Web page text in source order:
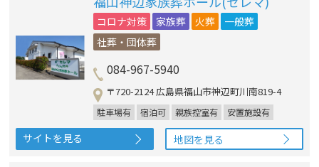
コロナ対策 家族葬 火葬
一般葬
社葬・団体葬
084-967-5940
〒720-2124 広島県福山市神辺町川南819-4
駐車場有 宿泊可 親族控室有 安置施設有
サイトを見る 地図を見る